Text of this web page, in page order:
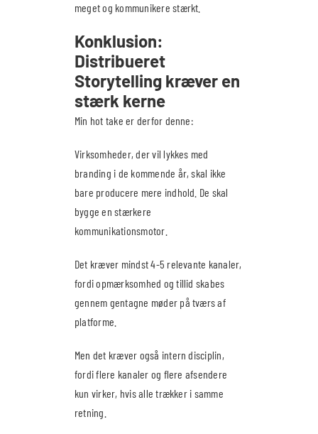
meget og kommunikere stærkt.
Konklusion:
Distribueret
Storytelling kræver en
stærk kerne
Min hot take er derfor denne:
Virksomheder, der vil lykkes med
branding i de kommende år, skal ikke
bare producere mere indhold. De skal
bygge en stærkere
kommunikationsmotor.
Det kræver mindst 4-5 relevante kanaler,
fordi opmærksomhed og tillid skabes
gennem gentagne møder på tværs af
platforme.
Men det kræver også intern disciplin,
fordi flere kanaler og flere afsendere
kun virker, hvis alle trækker i samme
retning.